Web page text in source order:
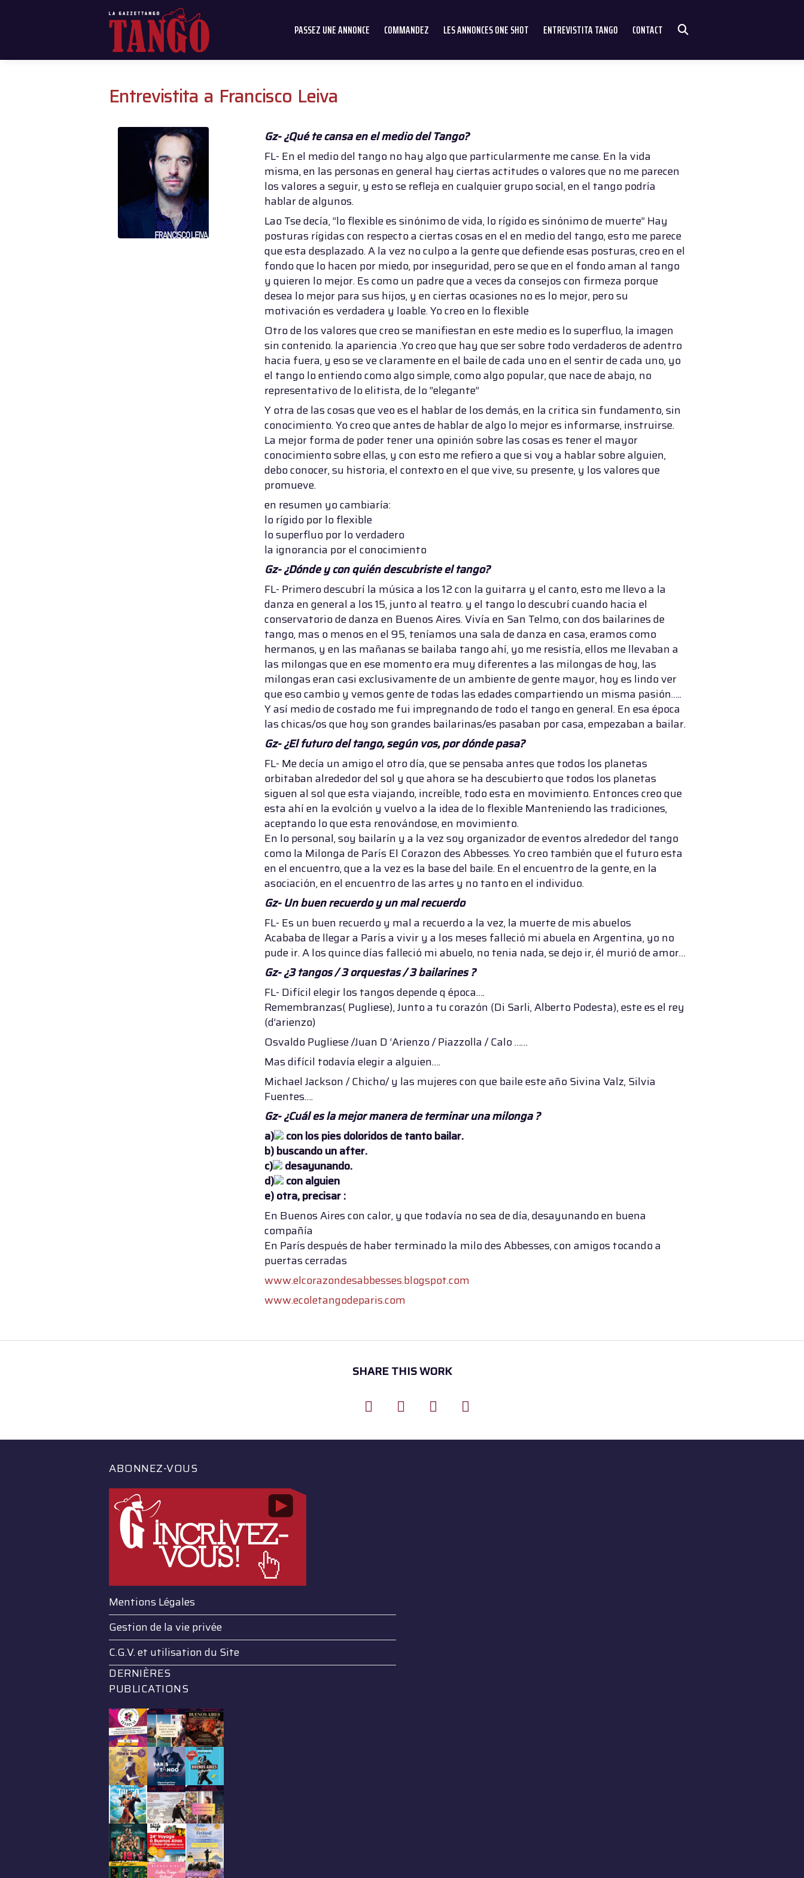
PASSEZ UNE ANNONCE COMMANDEZ LES ANNONCES ONE SHOT ENTREVISTITA TANGO CONTACT
Entrevistita a Francisco Leiva
Gz- ¿Qué te cansa en el medio del Tango?
FL- En el medio del tango no hay algo que particularmente me canse. En la vida
misma, en las personas en general hay ciertas actitudes o valores que no me parecen
los valores a seguir, y esto se refleja en cualquier grupo social, en el tango podría
hablar de algunos.
Lao Tse decía, “lo flexible es sinónimo de vida, lo rígido es sinónimo de muerte” Hay
posturas rígidas con respecto a ciertas cosas en el en medio del tango, esto me parece
que esta desplazado. A la vez no culpo a la gente que defiende esas posturas, creo en el
fondo que lo hacen por miedo, por inseguridad, pero se que en el fondo aman al tango
y quieren lo mejor. Es como un padre que a veces da consejos con firmeza porque
desea lo mejor para sus hijos, y en ciertas ocasiones no es lo mejor, pero su
motivación es verdadera y loable. Yo creo en lo flexible
Otro de los valores que creo se manifiestan en este medio es lo superfluo, la imagen
sin contenido. la apariencia .Yo creo que hay que ser sobre todo verdaderos de adentro
hacia fuera, y eso se ve claramente en el baile de cada uno en el sentir de cada uno, yo
el tango lo entiendo como algo simple, como algo popular, que nace de abajo, no
representativo de lo elitista, de lo “elegante”
Y otra de las cosas que veo es el hablar de los demás, en la critica sin fundamento, sin
conocimiento. Yo creo que antes de hablar de algo lo mejor es informarse, instruirse.
La mejor forma de poder tener una opinión sobre las cosas es tener el mayor
conocimiento sobre ellas, y con esto me refiero a que si voy a hablar sobre alguien,
debo conocer, su historia, el contexto en el que vive, su presente, y los valores que
promueve.
en resumen yo cambiaría:
lo rígido por lo flexible
lo superfluo por lo verdadero
la ignorancia por el conocimiento
Gz- ¿Dónde y con quién descubriste el tango?
FL- Primero descubrí la música a los 12 con la guitarra y el canto, esto me llevo a la
danza en general a los 15, junto al teatro. y el tango lo descubrí cuando hacia el
conservatorio de danza en Buenos Aires. Vivía en San Telmo, con dos bailarines de
tango, mas o menos en el 95, teníamos una sala de danza en casa, eramos como
hermanos, y en las mañanas se bailaba tango ahí, yo me resistía, ellos me llevaban a
las milongas que en ese momento era muy diferentes a las milongas de hoy, las
milongas eran casi exclusivamente de un ambiente de gente mayor, hoy es lindo ver
que eso cambio y vemos gente de todas las edades compartiendo un misma pasión…..
Y así medio de costado me fui impregnando de todo el tango en general. En esa época
las chicas/os que hoy son grandes bailarinas/es pasaban por casa, empezaban a bailar.
Gz-¿El futuro del tango, según vos, por dónde pasa?
FL- Me decía un amigo el otro día, que se pensaba antes que todos los planetas
orbitaban alrededor del sol y que ahora se ha descubierto que todos los planetas
siguen al sol que esta viajando, increíble, todo esta en movimiento. Entonces creo que
esta ahí en la evolción y vuelvo a la idea de lo flexible Manteniendo las tradiciones,
aceptando lo que esta renovándose, en movimiento.
En lo personal, soy bailarín y a la vez soy organizador de eventos alrededor del tango
como la Milonga de París El Corazon des Abbesses. Yo creo también que el futuro esta
en el encuentro, que a la vez es la base del baile. En el encuentro de la gente, en la
asociación, en el encuentro de las artes y no tanto en el individuo.
Gz- Un buen recuerdo y un mal recuerdo
FL- Es un buen recuerdo y mal a recuerdo a la vez, la muerte de mis abuelos
Acababa de llegar a París a vivir y a los meses falleció mi abuela en Argentina, yo no
pude ir. A los quince días falleció mi abuelo, no tenia nada, se dejo ir, él murió de amor…
Gz- ¿3 tangos / 3 orquestas / 3 bailarines ?
FL- Difícil elegir los tangos depende q época….
Remembranzas( Pugliese), Junto a tu corazón (Di Sarli, Alberto Podesta), este es el rey
(d’arienzo)
Osvaldo Pugliese /Juan D ‘Arienzo / Piazzolla / Calo ……
Mas difícil todavía elegir a alguien….
Michael Jackson / Chicho/ y las mujeres con que baile este año Sivina Valz, Silvia
Fuentes….
Gz- ¿Cuál es la mejor manera de terminar una milonga ?
a)
con los pies doloridos de tanto bailar.
b)buscando un after.
c)
desayunando.
d)
con alguien
e)otra, precisar :
En Buenos Aires con calor, y que todavía no sea de día, desayunando en buena
compañía
En París después de haber terminado la milo des Abbesses, con amigos tocando a
puertas cerradas
www.elcorazondesabbesses.blogspot.com
www.ecoletangodeparis.com
SHARE THIS WORK
ABONNEZ-VOUS
Mentions Légales
Gestion de la vie privée
C.G.V. et utilisation du Site
DERNIÈRES
PUBLICATIONS